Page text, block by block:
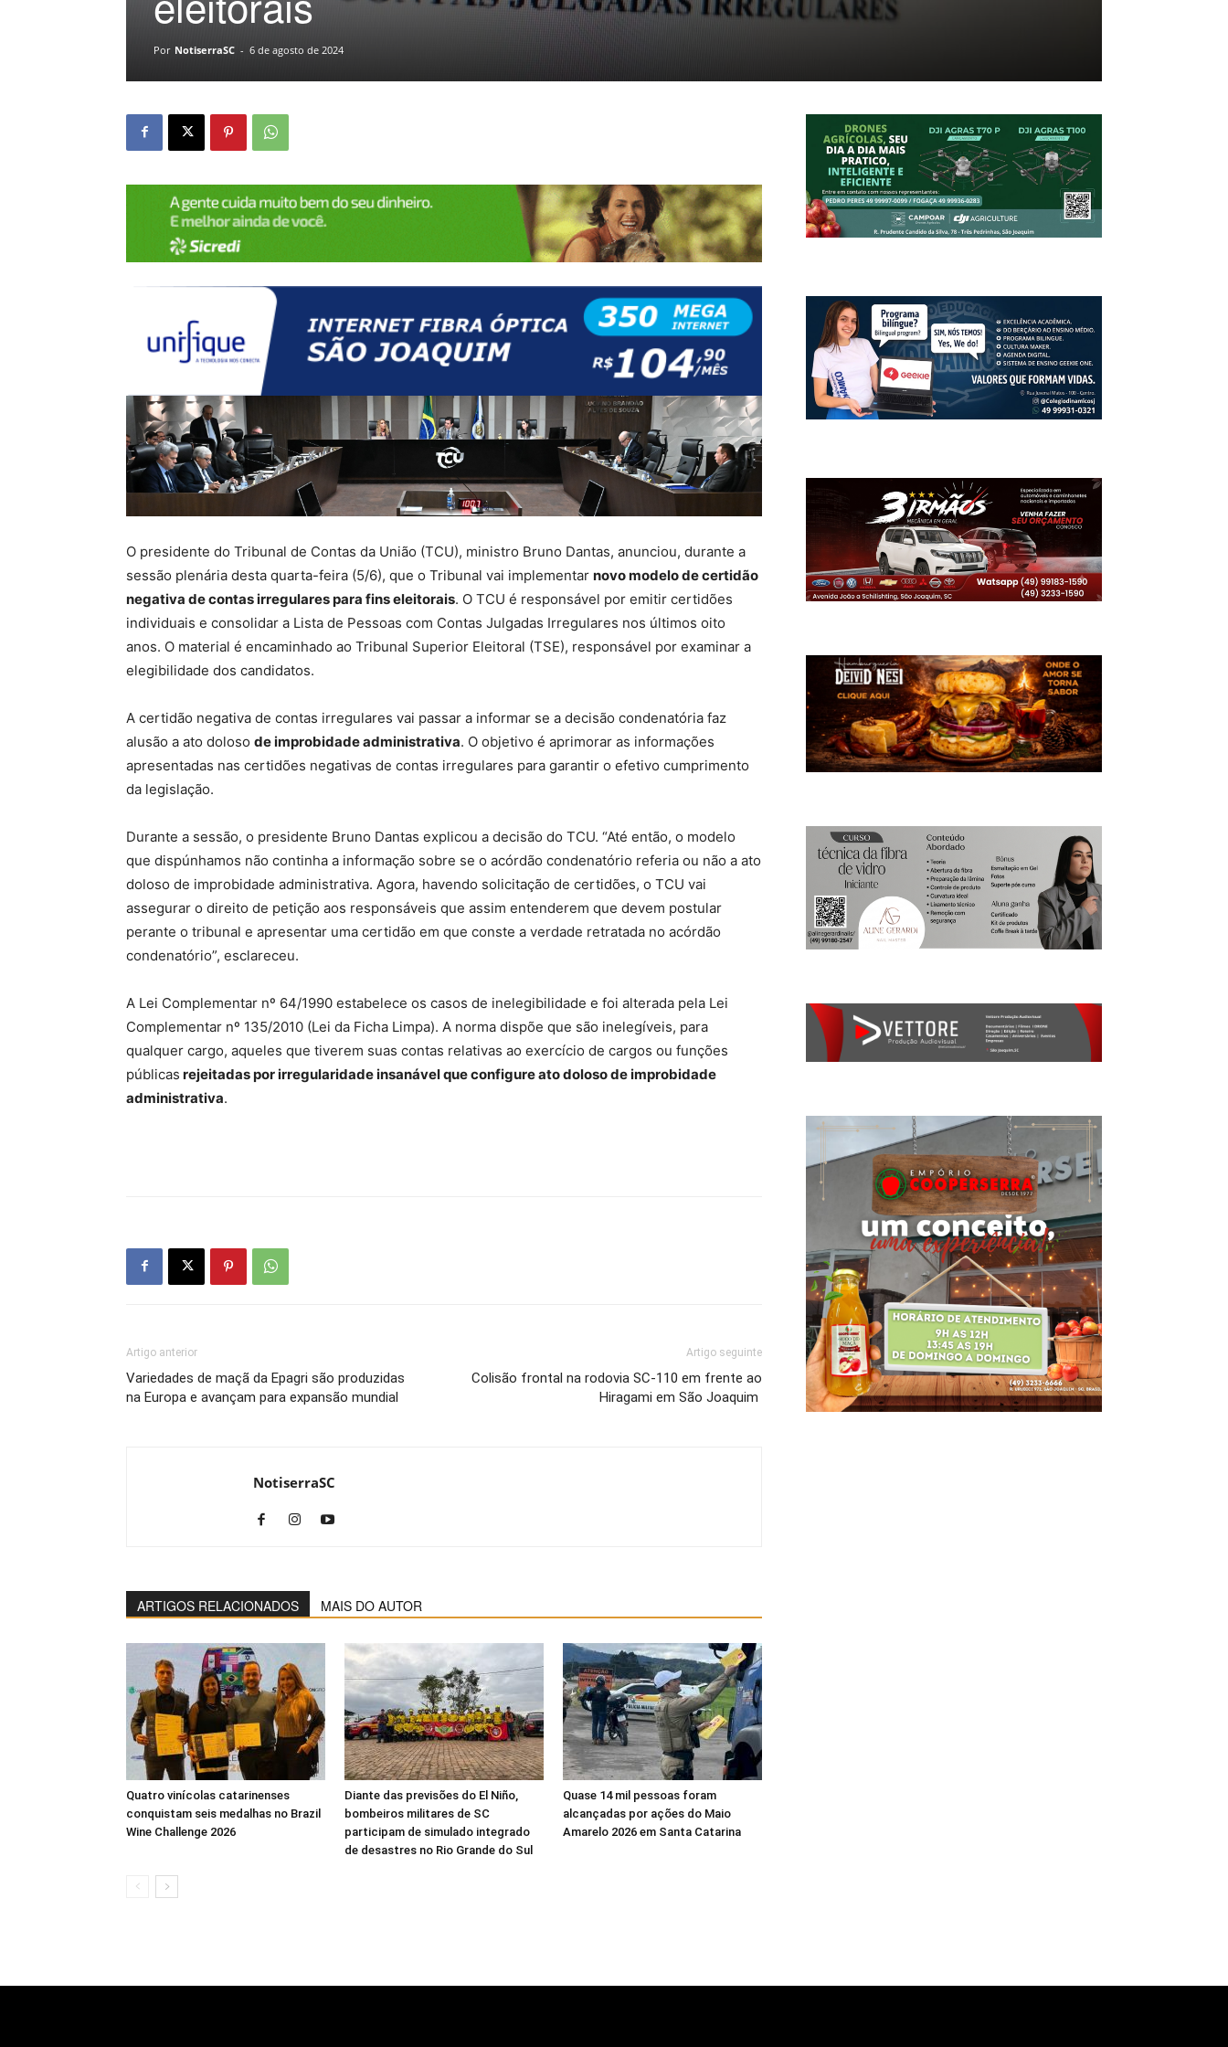
Por NotiserraSC - 6 de agosto de 2024
O presidente do Tribunal de Contas da União (TCU), ministro Bruno Dantas, anunciou, durante a
sessão plenária desta quarta-feira (5/6), que o Tribunal vai implementar novo modelo de certidão
negativa de contas irregulares para fins eleitorais. O TCU é responsável por emitir certidões
individuais e consolidar a Lista de Pessoas com Contas Julgadas Irregulares nos últimos oito
anos. O material é encaminhado ao Tribunal Superior Eleitoral (TSE), responsável por examinar a
elegibilidade dos candidatos.
A certidão negativa de contas irregulares vai passar a informar se a decisão condenatória faz
alusão a ato doloso de improbidade administrativa. O objetivo é aprimorar as informações
apresentadas nas certidões negativas de contas irregulares para garantir o efetivo cumprimento
da legislação.
Durante a sessão, o presidente Bruno Dantas explicou a decisão do TCU. “Até então, o modelo
que dispúnhamos não continha a informação sobre se o acórdão condenatório referia ou não a ato
doloso de improbidade administrativa. Agora, havendo solicitação de certidões, o TCU vai
assegurar o direito de petição aos responsáveis que assim entenderem que devem postular
perante o tribunal e apresentar uma certidão em que conste a verdade retratada no acórdão
condenatório”, esclareceu.
A Lei Complementar nº 64/1990 estabelece os casos de inelegibilidade e foi alterada pela Lei
Complementar nº 135/2010 (Lei da Ficha Limpa). A norma dispõe que são inelegíveis, para
qualquer cargo, aqueles que tiverem suas contas relativas ao exercício de cargos ou funções
públicas rejeitadas por irregularidade insanável que configure ato doloso de improbidade
administrativa.
Artigo anterior
Variedades de maçã da Epagri são produzidas
na Europa e avançam para expansão mundial
Artigo seguinte
Colisão frontal na rodovia SC-110 em frente ao
Hiragami em São Joaquim
NotiserraSC
ARTIGOS RELACIONADOS MAIS DO AUTOR
Quatro vinícolas catarinenses
conquistam seis medalhas no Brazil
Wine Challenge 2026
Diante das previsões do El Niño,
bombeiros militares de SC
participam de simulado integrado
de desastres no Rio Grande do Sul
Quase 14 mil pessoas foram
alcançadas por ações do Maio
Amarelo 2026 em Santa Catarina